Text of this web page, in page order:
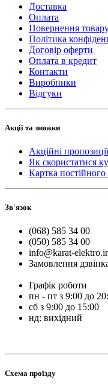
Доставка
Оплата
Повернення
Політика
Договір оферти
Оплата в кредит
Контакти
Виробники
Відгуки
Акції та знижки
Акційні пропозиції
Як скористатися
Картка
Зв'язок
(068) 585 34 00
(050) 585 34 00
info@karat-
Замовлення
Графік роботи
пн - пт з 9:00 до
сб з 9:00 до 15:00
нд: вихідний
Схема проїзду